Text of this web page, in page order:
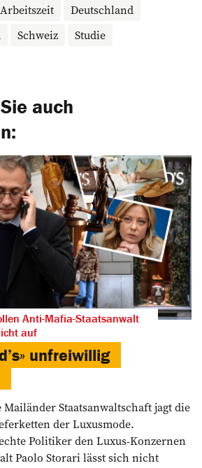
Arbeitszeit
Deutschland
Schweiz Studie
auch
Anti-Mafia-Staatsanwalt
auf
unfreiwillig
Mailänder Staatsanwaltschaft jagt die
der Luxusmode.
Politiker den Luxus-Konzernen
Paolo Storari lässt sich nicht